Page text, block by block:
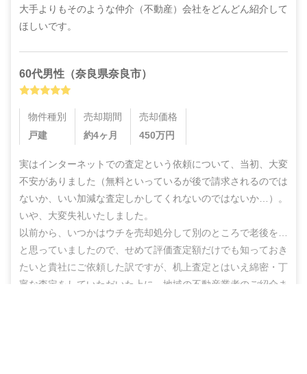
大手よりもそのような仲介（不動産）会社をどんどん紹介して
ほしいです。
60代男性 （奈良県奈良市）
物件種別
戸建
売却期間
約4ヶ月
売却価格
450万円
実はインターネットでの査定という依頼について、当初、大変
不安がありました（無料といっているが後で請求されるのでは
ないか、いい加減な査定しかしてくれないのではないか…）。
いや、大変失礼いたしました。
以前から、いつかはウチを売却処分して別のところで老後を…
と思っていましたので、せめて評価査定額だけでも知っておき
たいと貴社にご依頼した訳ですが、机上査定とはいえ綿密・丁
寧な査定をしていただいた上に、地域の不動産業者のご紹介ま